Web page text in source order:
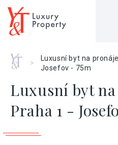
Home
>
Luxusní byt na
Josefov - 75m
Luxusní byt
Praha 1 -